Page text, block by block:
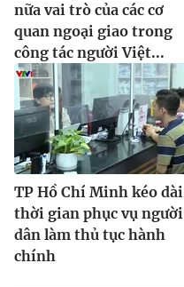
nữa vai trò của các cơ
quan ngoại giao trong
công tác người Việt...
TP Hồ Chí Minh kéo dài
thời gian phục vụ người
dân làm thủ tục hành
chính